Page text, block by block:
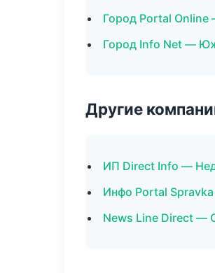
Город Portal
Город Info Net —
Другие
ИП Direct Info —
Инфо Portal
News Line Direct —